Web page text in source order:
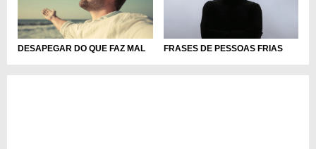
DESAPEGAR DO QUE FAZ MAL FRASES DE PESSOAS FRIAS